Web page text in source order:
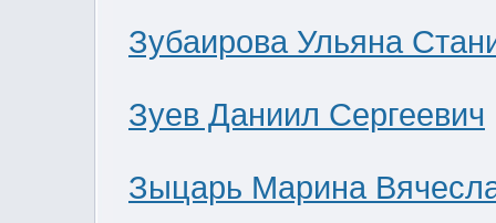
Зубаирова Ульяна
Зуев Даниил Сергеевич
Зыцарь Марина